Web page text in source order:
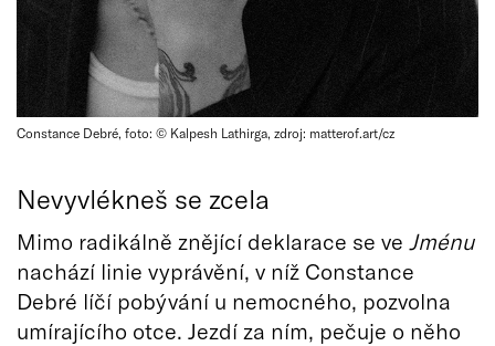
Constance Debré, foto: © Kalpesh Lathirga, zdroj: matterof.art/cz
Nevyvlékneš se zcela
Mimo radikálně znějící deklarace se ve Jménu
nachází linie vyprávění, v níž Constance
Debré líčí pobývání u nemocného, pozvolna
umírajícího otce. Jezdí za ním, pečuje o něho